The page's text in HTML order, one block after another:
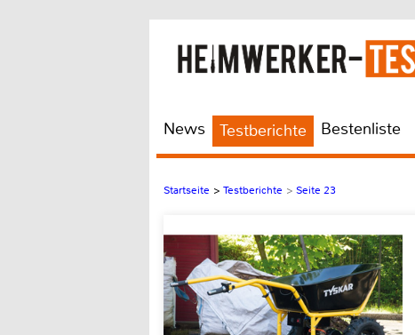
News Testberichte Bestenliste
Startseite > Testberichte > Seite 23